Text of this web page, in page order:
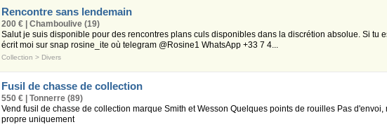
Rencontre sans lendemain
200 € | Chamboulive (19)
Salut je suis disponible pour des rencontres plans culs disponibles dans la discrétion absolue. Si tu
écrit moi sur snap rosine_ite où telegram @Rosine1 WhatsApp +33 7 4...
Collection > Divers
Fusil de chasse de collection
550 € | Tonnerre (89)
Vend fusil de chasse de collection marque Smith et Wesson Quelques points de rouilles Pas d'envoi,
propre uniquement